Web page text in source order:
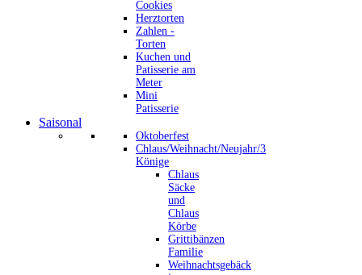
Cookies
Herztorten
Zahlen -
Torten
Kuchen und
Patisserie am
Meter
Mini
Patisserie
Saisonal
Oktoberfest
Chlaus/Weihnacht/Neujahr/3
Könige
Chlaus
Säcke
und
Chlaus
Körbe
Grittibänzen
Familie
Weihnachtsgebäck